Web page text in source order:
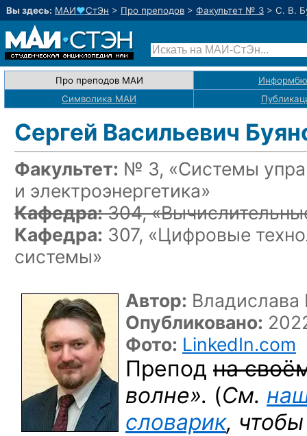
Вы здесь: МАИ♥СтЭн > Про преподов > Факультет № 3 > С. В.
Про преподов МАИ
Символика МАИ
Сергей Васильевич
Факультет: № 3, «Системы
и электроэнергетика»
Кафедра:304,
Кафедра: 307, «Цифровые
системы»
Автор:
Опубликовано:
Фото: LinkedIn.com
Препод на
волне». (См.
словарик,